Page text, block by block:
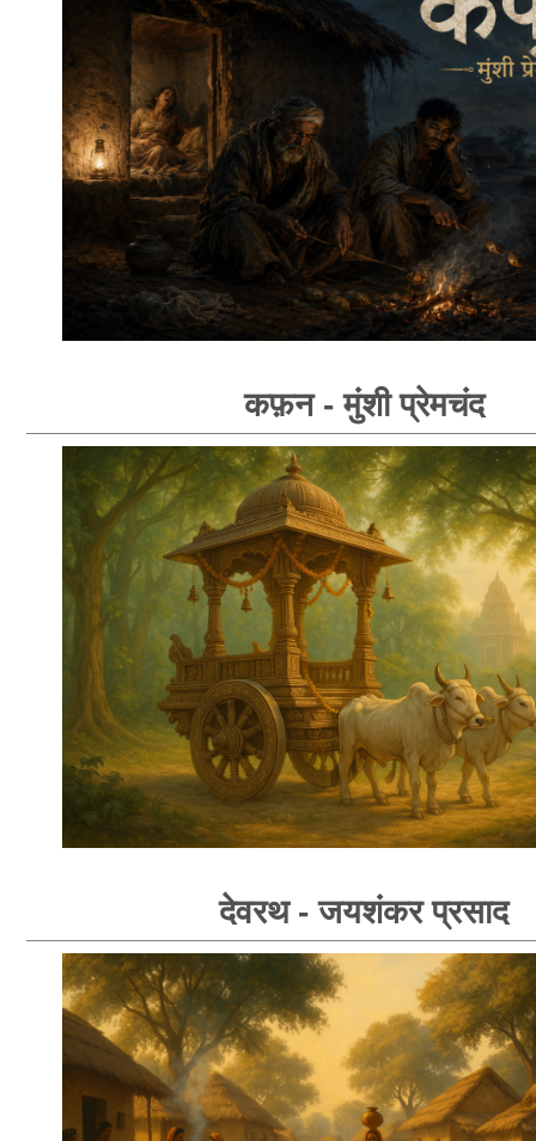
कफ़न - मुंशी प्रेमचंद
देवरथ - जयशंकर प्रसाद